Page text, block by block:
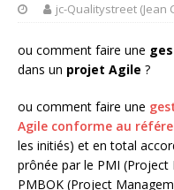
jc-Qualitystreet (Jean
ou comment faire une
dans un projet Agile ?
ou comment faire une
Agile conforme au
les initiés) et en total
prônée par le PMI
PMBOK (Project